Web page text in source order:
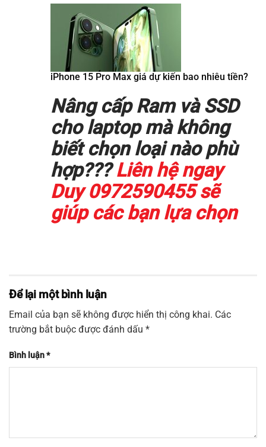
iPhone 15 Pro Max giá dự kiến bao nhiêu tiền?
Nâng cấp Ram và SSD
cho laptop mà không
biết chọn loại nào phù
hợp???Liên hệ ngay
Duy 0972590455 sẽ
giúp các bạn lựa chọn
Để lại một bình luận
Email của bạn sẽ không được hiển thị công khai. Các
trường bắt buộc được đánh dấu *
Bình luận*